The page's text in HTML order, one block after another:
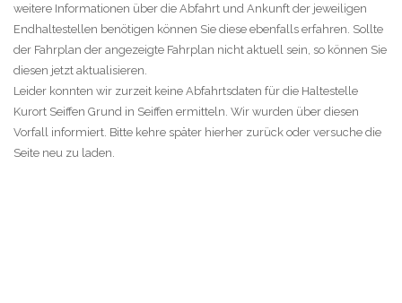
weitere Informationen über die Abfahrt und Ankunft der jeweiligen
Endhaltestellen benötigen können Sie diese ebenfalls erfahren. Sollte
der Fahrplan der angezeigte Fahrplan nicht aktuell sein, so können Sie
diesen jetzt aktualisieren.
Leider konnten wir zurzeit keine Abfahrtsdaten für die Haltestelle
Kurort Seiffen Grund in Seiffen ermitteln. Wir wurden über diesen
Vorfall informiert. Bitte kehre später hierher zurück oder versuche die
Seite neu zu laden.